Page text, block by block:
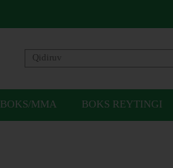
BOKS/MMA BOKS REYTINGI